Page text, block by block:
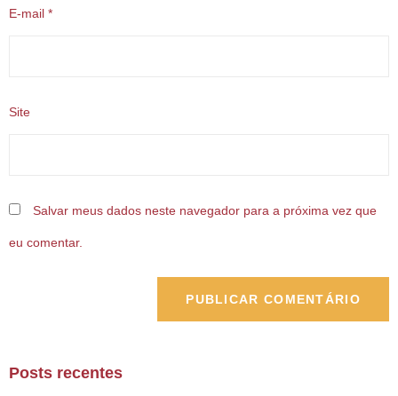
E-mail *
Site
Salvar meus dados neste navegador para a próxima vez que
eu comentar.
Posts recentes